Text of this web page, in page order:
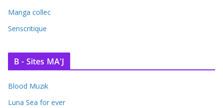
Manga collec
Senscritique
B - Sites MA'J
Blood Muzik
Luna Sea for ever